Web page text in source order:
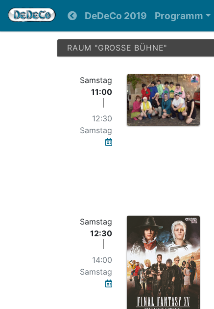
DeDeCo 2019 Programm
RAUM "GROSSE BÜHNE"
Samstag
11:00
12:30
Samstag
Samstag
12:30
14:00
Samstag